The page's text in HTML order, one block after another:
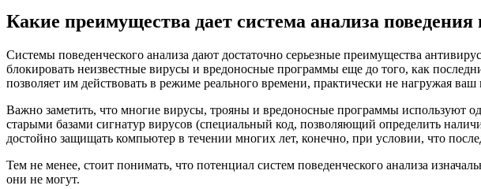
Какие преимущества дает система анализа
Системы поведенческого анализа дают достаточно серьезные преимущества
блокировать неизвестные вирусы и вредоносные программы еще до того, как
позволяет им действовать в режиме реального времени, практически не нагружая
Важно заметить, что многие вирусы, трояны и вредоносные программы используют
старыми базами сигнатур вирусов (специальный код, позволяющий определить
достойно защищать компьютер в течении многих лет, конечно, при условии, что
Тем не менее, стоит понимать, что потенциал систем поведенческого анализа
они не могут.